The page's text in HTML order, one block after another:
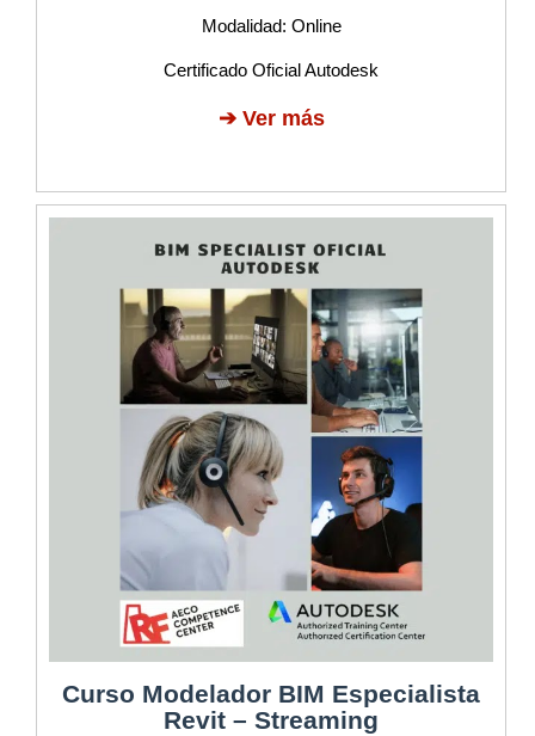
Modalidad: Online
Certificado Oficial Autodesk
➔ Ver más
Curso Modelador BIM Especialista
Revit – Streaming